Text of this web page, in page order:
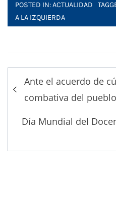
POSTED IN:ACTUALIDAD
A LA IZQUIERDA
Post
navigation
Ante el acuerdo de
combativa del
Día Mundial del